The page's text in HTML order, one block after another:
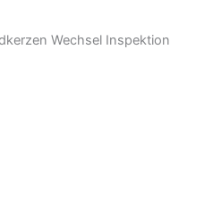
Wechsel Inspektion